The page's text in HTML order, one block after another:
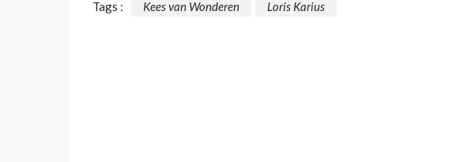
Tags : Kees van Wonderen Loris Karius